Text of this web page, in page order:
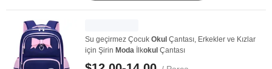
Su geçirmez Çocuk Okul Çantası, Erkekler ve Kızlar
için Şirin Moda İlkokul Çantası